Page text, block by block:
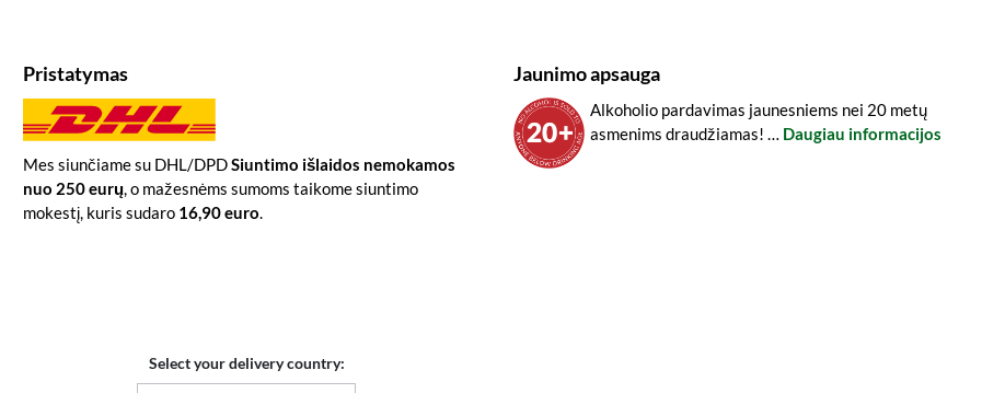
Pristatymas
Mes siunčiame su DHL/DPDSiuntimo išlaidos nemokamos
nuo 250 eurų, o mažesnėms sumoms taikome siuntimo
mokestį, kuris sudaro 16,90 euro.
Jaunimo apsauga
Alkoholio pardavimas jaunesniems nei 20 metų
asmenims draudžiamas! … Daugiau informacijos
Select your delivery country: